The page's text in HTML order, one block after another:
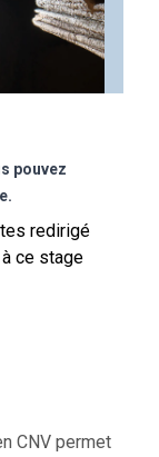
pouvez
redirigé
ce stage
CNV permet